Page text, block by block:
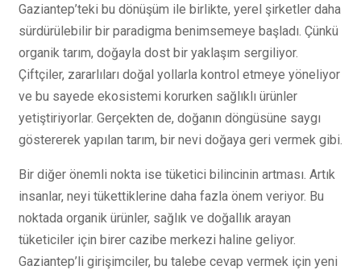
Gaziantep’teki bu dönüşüm ile birlikte, yerel şirketler daha
sürdürülebilir bir paradigma benimsemeye başladı. Çünkü
organik tarım, doğayla dost bir yaklaşım sergiliyor.
Çiftçiler, zararlıları doğal yollarla kontrol etmeye yöneliyor
ve bu sayede ekosistemi korurken sağlıklı ürünler
yetiştiriyorlar. Gerçekten de, doğanın döngüsüne saygı
göstererek yapılan tarım, bir nevi doğaya geri vermek gibi.
Bir diğer önemli nokta ise tüketici bilincinin artması. Artık
insanlar, neyi tükettiklerine daha fazla önem veriyor. Bu
noktada organik ürünler, sağlık ve doğallık arayan
tüketiciler için birer cazibe merkezi haline geliyor.
Gaziantep’li girişimciler, bu talebe cevap vermek için yeni